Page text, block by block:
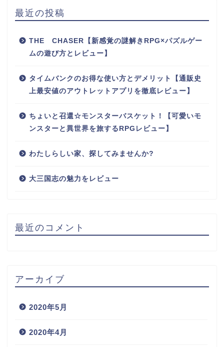
最近の投稿
THE CHASER【新感覚の謎解きRPG×パズルゲー
ムの遊び方とレビュー】
タイムバンクのお得な使い方とデメリット【通販史
上最安値のアウトレットアプリを徹底レビュー】
ちょいと召還☆モンスターバスケット！【可愛いモ
ンスターと異世界を旅するRPGレビュー】
わたしらしい家、探してみませんか?
大三国志の魅力をレビュー
最近のコメント
アーカイブ
2020年5月
2020年4月